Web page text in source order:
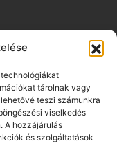
tárolnak vagy
teszi számunkra
viselkedés
A hozzájárulás
és szolgáltatások